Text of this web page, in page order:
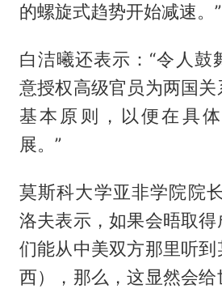
的螺旋式趋势开始减速。”
白洁曦还表示：“令人鼓
意授权高级官员为两国
基本原则，以便在具
展。”
莫斯科大学亚非学院院
洛夫表示，如果会晤取得
们能从中美双方那里听
西），那么，这显然会